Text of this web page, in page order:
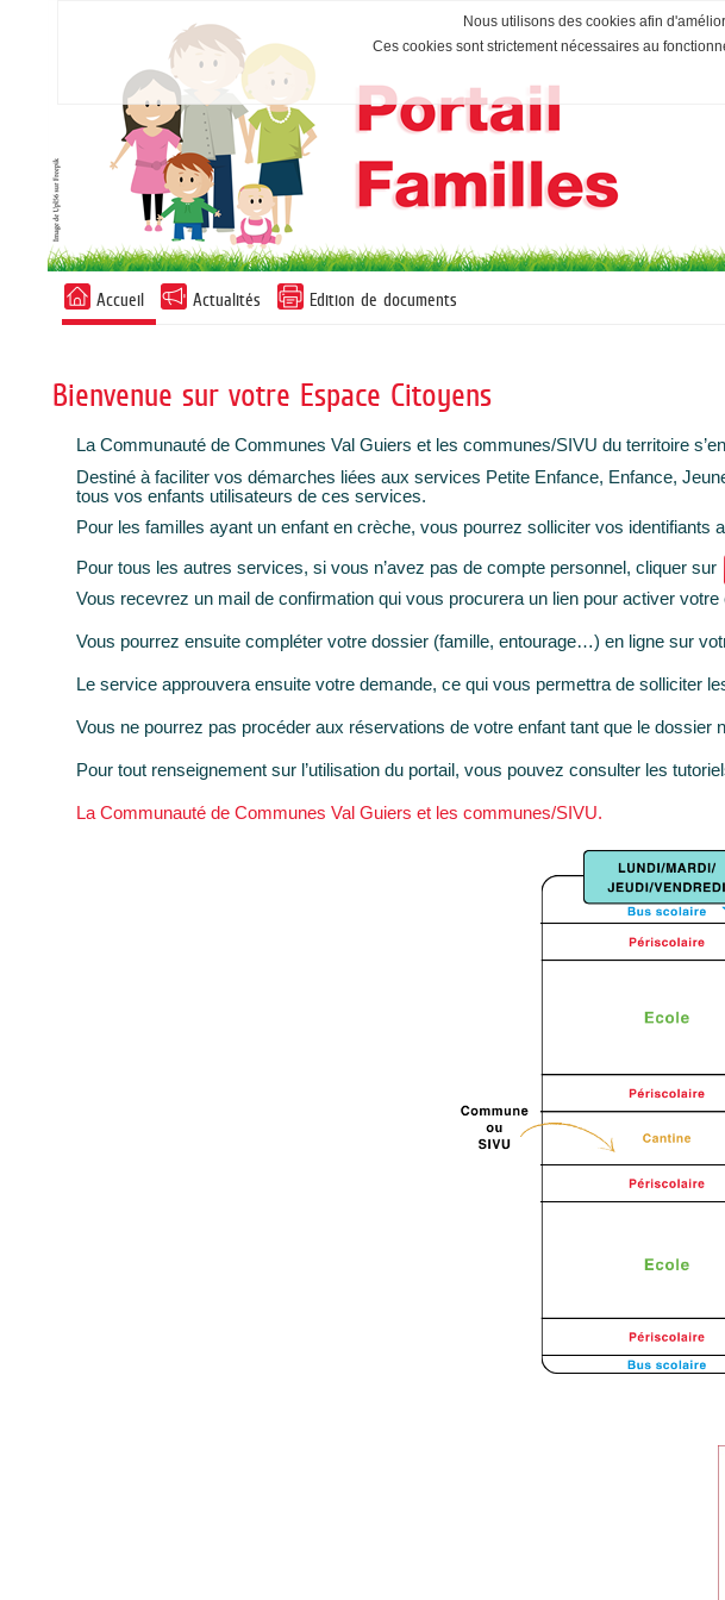
Nous utilisons des cookies afin
Ces cookies sont strictement nécessaires au
Accueil Actualités Edition de documents
Bienvenue sur votre Espace Citoyens
La Communauté de Communes Val Guiers et les communes/SIVU du territoire
Destiné à faciliter vos démarches liées aux services Petite Enfance, Enfance,
tous vos enfants utilisateurs de ces services.
Pour les familles ayant un enfant en crèche, vous pourrez solliciter vos identifiants
Pour tous les autres services, si vous n’avez pas de compte personnel, cliquer sur
Vous recevrez un mail de confirmation qui vous procurera un lien pour activer
Vous pourrez ensuite compléter votre dossier (famille, entourage…) en ligne sur
Le service approuvera ensuite votre demande, ce qui vous permettra de solliciter
Vous ne pourrez pas procéder aux réservations de votre enfant tant que le dossier
Pour tout renseignement sur l’utilisation du portail, vous pouvez consulter les
La Communauté de Communes Val Guiers et les communes/SIVU.